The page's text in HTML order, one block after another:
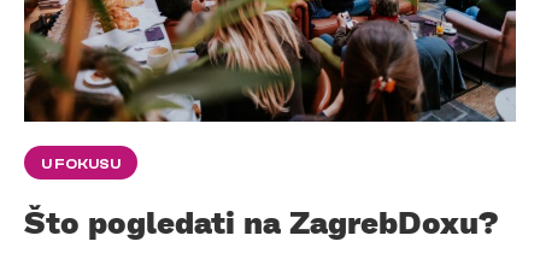
U FOKUSU
Što pogledati na ZagrebDoxu?